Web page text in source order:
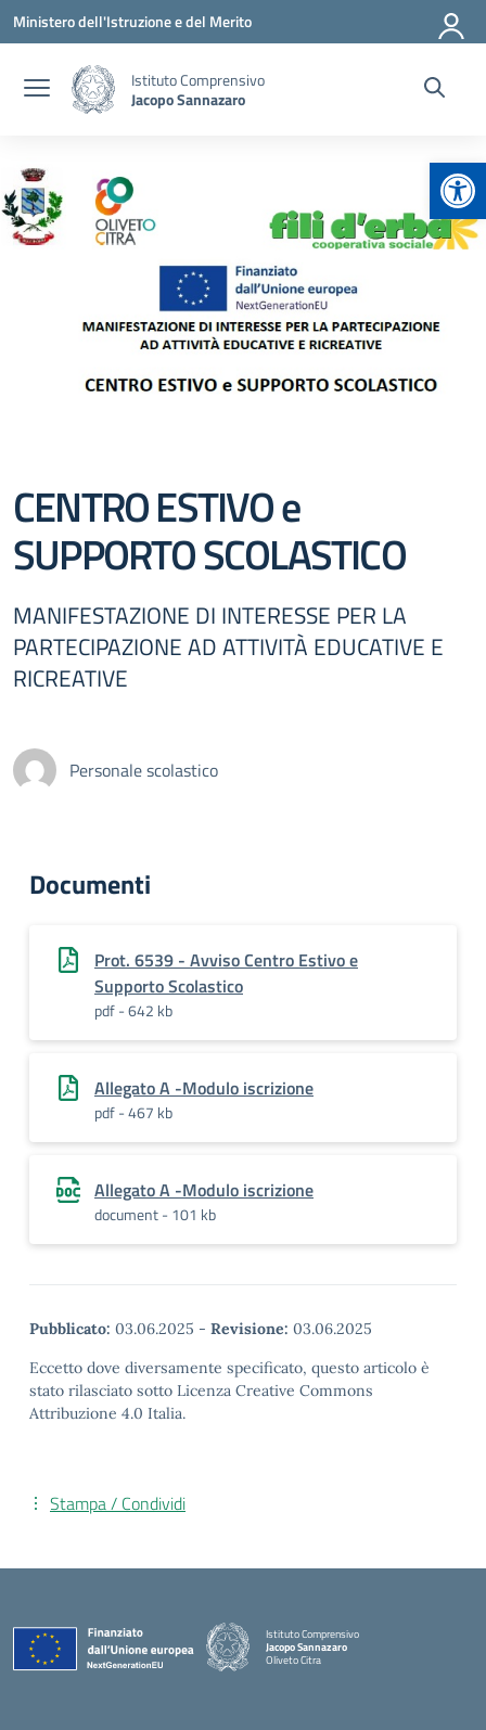
Vai ai contenuti
Vai al menu di navigazione
Vai al footer
Ministero dell'Istruzione e del Merito
Istituto Comprensivo
Jacopo Sannazaro
CENTRO ESTIVO e
SUPPORTO SCOLASTICO
MANIFESTAZIONE DI INTERESSE PER LA
PARTECIPAZIONE AD ATTIVITÀ EDUCATIVE E
RICREATIVE
Personale scolastico
Documenti
Prot. 6539 - Avviso Centro Estivo e
Supporto Scolastico
pdf - 642 kb
Allegato A -Modulo iscrizione
pdf - 467 kb
Allegato A -Modulo iscrizione
document - 101 kb
Pubblicato: 03.06.2025 - Revisione: 03.06.2025
Eccetto dove diversamente specificato, questo articolo è
stato rilasciato sotto Licenza Creative Commons
Attribuzione 4.0 Italia.
Stampa / Condividi
Istituto Comprensivo
Jacopo Sannazaro
Oliveto Citra